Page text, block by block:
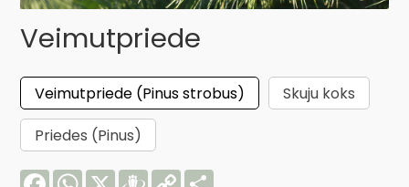
Veimutpriede
Veimutpriede (Pinus strobus)
Skuju koks
Priedes (Pinus)
FacebookWhatsApp
X Draugiem
Copy